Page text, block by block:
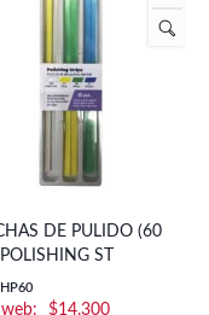
DE PULIDO (60
ST
$14.300